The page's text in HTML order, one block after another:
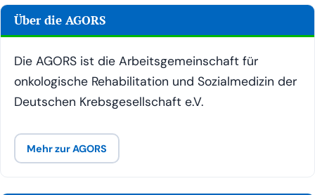
Über die AGORS
Die AGORS ist die Arbeitsgemeinschaft für
onkologische Rehabilitation und Sozialmedizin der
Deutschen Krebsgesellschaft e.V.
Mehr zur AGORS